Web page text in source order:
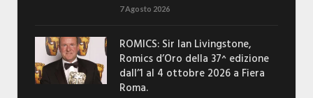
7 Agosto 2026
ROMICS: Sir Ian Livingstone,
Romics d’Oro della 37^ edizione
dall’1 al 4 ottobre 2026 a Fiera
Roma.